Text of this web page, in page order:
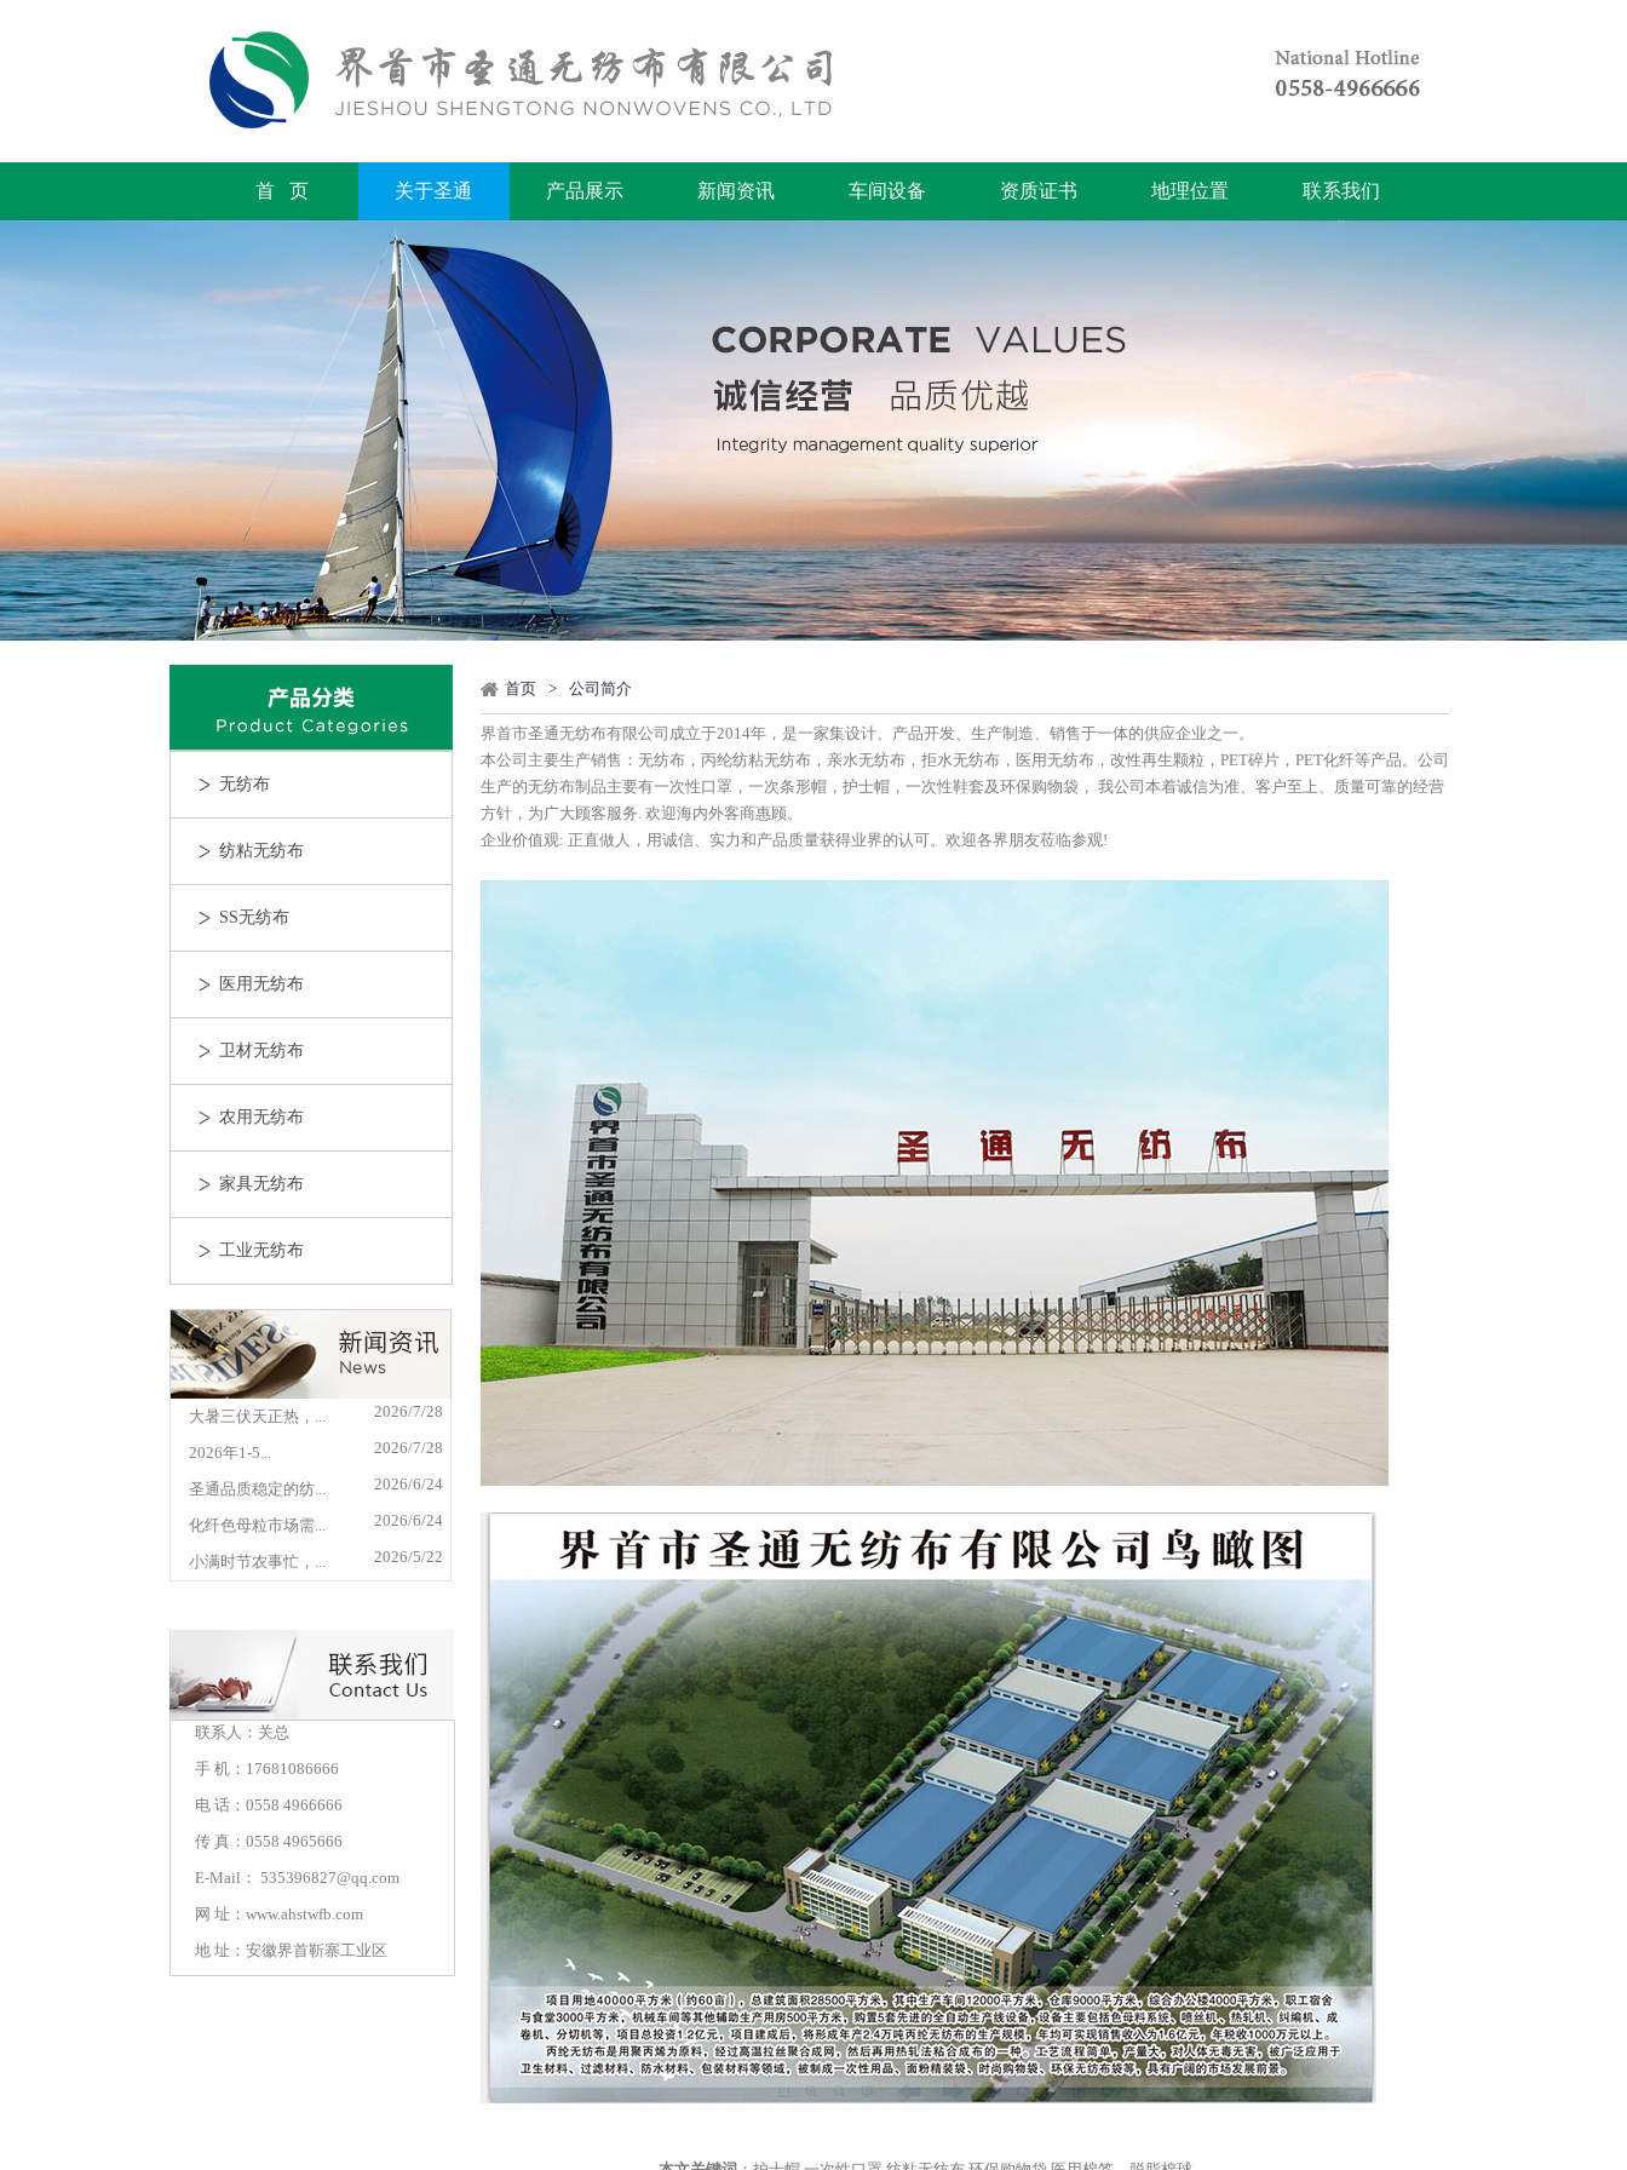
首 页 关于圣通 产品展示 新闻资讯 车间设备 资质证书 地理位置 联系我们
无纺布
纺粘无纺布
SS无纺布
医用无纺布
卫材无纺布
农用无纺布
家具无纺布
工业无纺布
大暑三伏天正热，... 2026/7/28
2026年1-5... 2026/7/28
圣通品质稳定的纺... 2026/6/24
化纤色母粒市场需... 2026/6/24
小满时节农事忙，... 2026/5/22
联系人：关总
手 机：17681086666
电 话：0558 4966666
传 真：0558 4965666
E-Mail： 535396827@qq.com
网 址： www.ahstwfb.com
地 址：安徽界首靳寨工业区
首页 > 公司简介
界首市圣通无纺布有限公司成立于2014年，是一家集设计、产品开发、生产制造、销售于一体的供应企业之一。
本公司主要生产销售：无纺布，丙纶纺粘无纺布，亲水无纺布，拒水无纺布，医用无纺布，改性再生颗粒，PET碎片，PET化纤等产品。公司
生产的无纺布制品主要有一次性口罩，一次条形帽，护士帽，一次性鞋套及环保购物袋， 我公司本着诚信为准、客户至上、质量可靠的经营
方针，为广大顾客服务. 欢迎海内外客商惠顾。
企业价值观: 正直做人，用诚信、实力和产品质量获得业界的认可。欢迎各界朋友莅临参观!